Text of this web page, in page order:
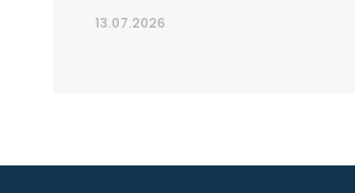
13.07.2026